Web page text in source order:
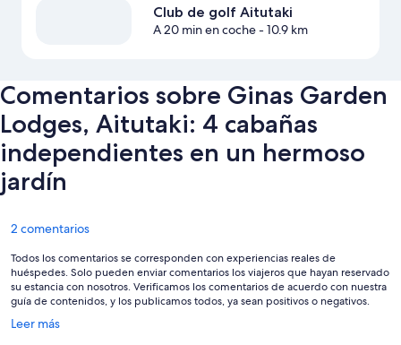
Club de golf Aitutaki
A 20 min en coche- 10.9 km
Comentarios sobre Ginas Garden
Lodges, Aitutaki: 4 cabañas
independientes en un hermoso
jardín
Comentarios
2 comentarios
Todos los comentarios se corresponden con experiencias reales de
huéspedes. Solo pueden enviar comentarios los viajeros que hayan reservado
su estancia con nosotros. Verificamos los comentarios de acuerdo con nuestra
guía de contenidos, y los publicamos todos, ya sean positivos o negativos.
Leer más
Se